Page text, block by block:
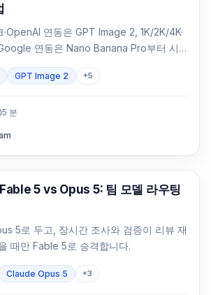
·OpenAI 연동은 GPT Image 2, 1K/2K/4K·
연동은 Nano Banana Pro부터 시
GPT Image 2 +5
5 분
5 vs Opus 5: 팀 모델 라우팅
5로 두고, 장시간 조사와 검증이 리뷰 재
때만 Fable 5로 승격합니다.
Claude Opus 5 +3